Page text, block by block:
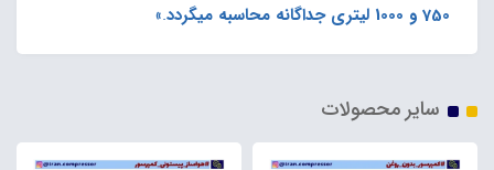
750 و 1000 لیتری جداگانه محاسبه میگردد
.»
سایر محصولات